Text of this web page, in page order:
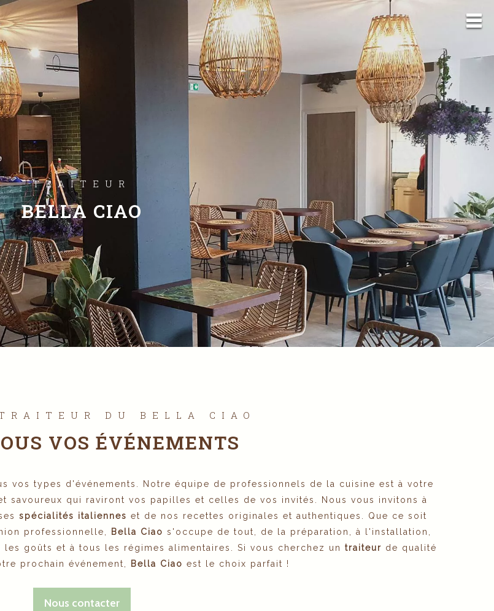
TRAITEUR
BELLA CIAO
DU BELLA CIAO
VOS ÉVÉNEMENTS
vos types d'événements. Notre équipe de professionnels de la cuisine est à votre
savoureux qui raviront vos papilles et celles de vos invités. Nous vous invitons à
spécialités italiennes et de nos recettes originales et authentiques. Que ce soit
professionnelle,
Bella Ciao s'occupe de tout, de la préparation, à l'installation,
goûts et à tous les régimes alimentaires. Si vous cherchez un traiteur de qualité
prochain événement,
Bella Ciao est le choix parfait !
Nous contacter